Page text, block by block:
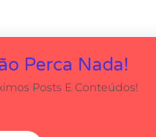
Perca Nada!
Posts E Conteúdos!